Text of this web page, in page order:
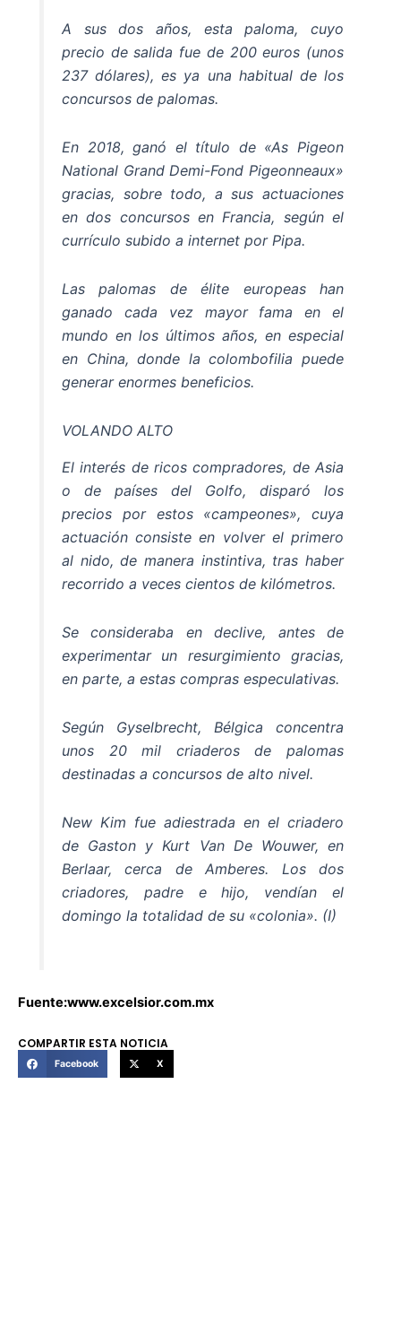
A sus dos años, esta paloma, cuyo
precio de salida fue de 200 euros (unos
237 dólares), es ya una habitual de los
concursos de palomas.
En 2018, ganó el título de «As Pigeon
National Grand Demi-Fond Pigeonneaux»
gracias, sobre todo, a sus actuaciones
en dos concursos en Francia, según el
currículo subido a internet por Pipa.
Las palomas de élite europeas han
ganado cada vez mayor fama en el
mundo en los últimos años, en especial
en China, donde la colombofilia puede
generar enormes beneficios.
VOLANDO ALTO
El interés de ricos compradores, de Asia
o de países del Golfo, disparó los
precios por estos «campeones», cuya
actuación consiste en volver el primero
al nido, de manera instintiva, tras haber
recorrido a veces cientos de kilómetros.
Se consideraba en declive, antes de
experimentar un resurgimiento gracias,
en parte, a estas compras especulativas.
Según Gyselbrecht, Bélgica concentra
unos 20 mil criaderos de palomas
destinadas a concursos de alto nivel.
New Kim fue adiestrada en el criadero
de Gaston y Kurt Van De Wouwer, en
Berlaar, cerca de Amberes. Los dos
criadores, padre e hijo, vendían el
domingo la totalidad de su «colonia». (I)
Fuente:www.excelsior.com.mx
COMPARTIR ESTA NOTICIA
Facebook X